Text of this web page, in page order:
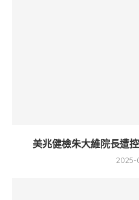
美兆健檢朱大維院長遭
2025-